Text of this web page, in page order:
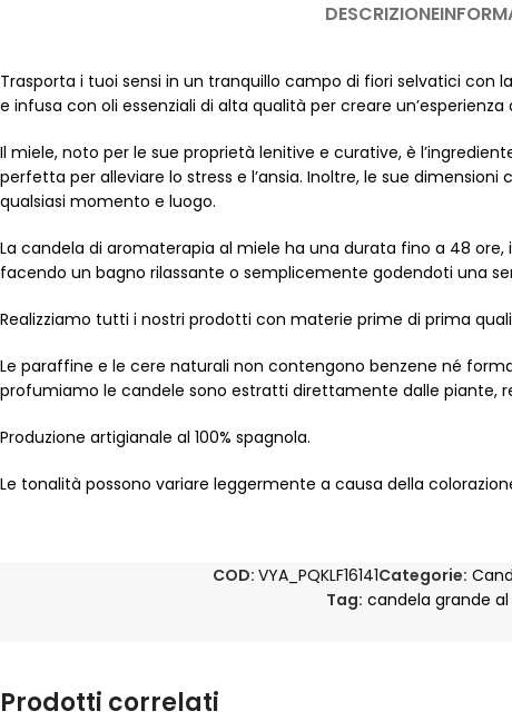
DESCRIZIONE
Trasporta i tuoi sensi in un tranquillo campo di fiori selvatici con
e infusa con oli essenziali di alta qualità per creare
Il miele, noto per le sue proprietà lenitive e curative, è
perfetta per alleviare lo stress e l’ansia. Inoltre, le sue
qualsiasi momento e luogo.
La candela di aromaterapia al miele ha una durata fino a 48
facendo un bagno rilassante o semplicemente godendoti una
Realizziamo tutti i nostri prodotti con materie prime di prima
Le paraffine e le cere naturali non contengono benzene né
profumiamo le candele sono estratti direttamente dalle piante,
Produzione artigianale al 100% spagnola.
Le tonalità possono variare leggermente a causa della
COD: VYA_PQKLF16141Categorie:
Tag: candela grande
Prodotti correlati